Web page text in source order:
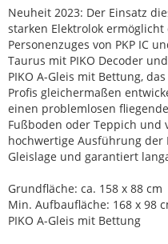
Neuheit 2023: Der Einsatz
starken Elektrolok
Personenzuges von PKP IC
Taurus mit PIKO Decoder
PIKO A-Gleis mit Bettung,
Profis gleichermaßen
einen problemlosen
Fußboden oder Teppich
hochwertige Ausführung
Gleislage und garantiert
Grundfläche: ca. 158 x 88 cm
Min. Aufbaufläche: 168 x 98
PIKO A-Gleis mit Bettung